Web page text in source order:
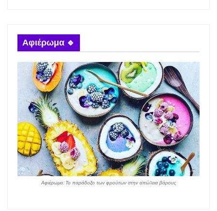
Αφιέρωμα 🔹
Αφιέρωμα: Το παράδοξο των φρούτων στην απώλεια βάρους